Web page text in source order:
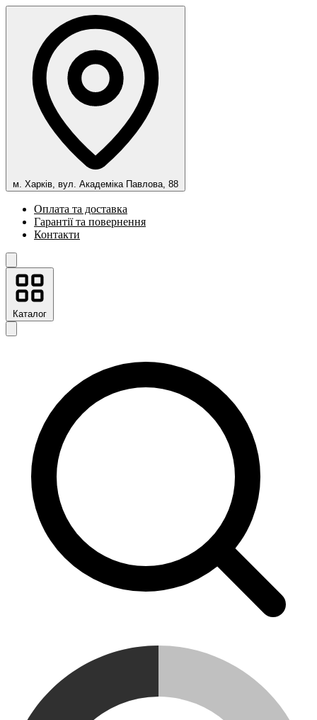
м. Харків, вул. Академіка Павлова, 88
Оплата та доставка
Гарантії та повернення
Контакти
Каталог